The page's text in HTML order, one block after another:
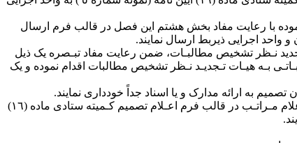
با رعایت مفاد بخش هشتم این فصل در قالب فرم ارسال
درخواست کارفرما به هیات تجدید نـظر تشخیص مطالبـات، ضمن رعایت مفاد تبـصره یک ذیل
بـه هیـات تـجدیـد نـظر تشخیص مطالبات اقدام نموده و یک
تذکر‏‏ ٦‏‏‏‏‏- واحدهای اجرایـی مکلف می باشند با دریـافت فرم نمونه شماره(٥) و صورتجلسه کمیته ستادی مبنی بر رد درخواست کارفرما، ضـمن اعلام مـراتـب در قالب فرم اعـلام تصمیم کـمیته ستادی ماده (١٦)